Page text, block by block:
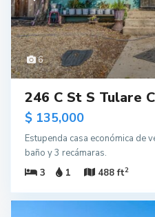
6
246 C St S Tulare
$ 135,000
Estupenda casa económica de
baño y 3 recámaras.
3
1 488 ft2